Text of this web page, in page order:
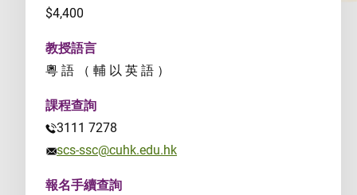
$4,400
教授語言
粵 語 （ 輔 以 英 語 ）
課程查詢
3111 7278
scs-ssc@cuhk.edu.hk
報名手續查詢